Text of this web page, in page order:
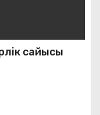
сайысы